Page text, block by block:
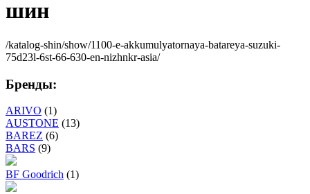
шин
/katalog-shin/show/1100-e-akkumulyatornaya-batareya-suzuki-
75d23l-6st-66-630-en-nizhnkr-asia/
Бренды:
ARIVO (1)
AUSTONE (13)
BAREZ (6)
BARS (9)
BF Goodrich (1)